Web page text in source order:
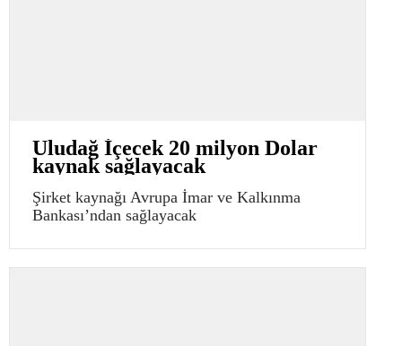
Uludağ İçecek 20 milyon Dolar
kaynak sağlayacak
Şirket kaynağı Avrupa İmar ve Kalkınma
Bankası’ndan sağlayacak